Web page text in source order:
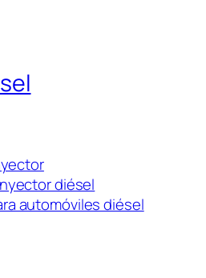
diésel
automóviles diésel